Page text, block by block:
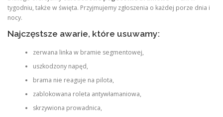
tygodniu, także w święta. Przyjmujemy zgłoszenia o każdej porze dnia i
nocy.
Najczęstsze awarie, które usuwamy:
zerwana linka w bramie segmentowej,
uszkodzony napęd,
brama nie reaguje na pilota,
zablokowana roleta antywłamaniowa,
skrzywiona prowadnica,